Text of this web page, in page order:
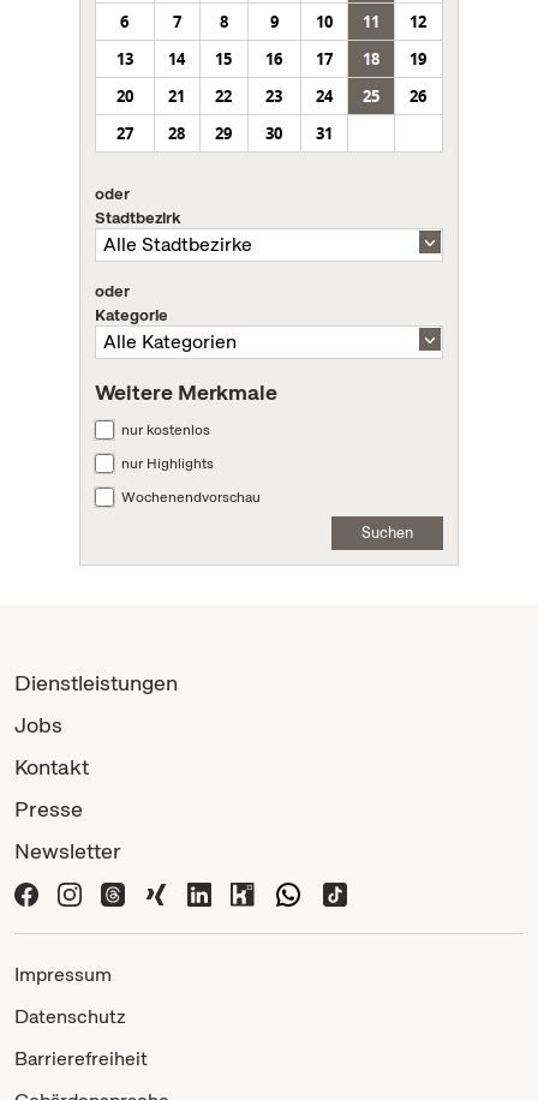
6
7 8 9 10 11
12
13
14 15 16 17 18
19
20
21 22 23 24 25
26
27
28 29 30 31
oder
Stadtbezirk
oder
Kategorie
Weitere Merkmale
nur kostenlos
nur Highlights
Wochenendvorschau
Suchen
Dienstleistungen
Jobs
Kontakt
Presse
Newsletter
Impressum
Datenschutz
Barrierefreiheit